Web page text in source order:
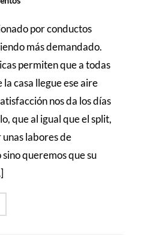
por conductos
más demandado.
permiten que a todas
la casa llegue ese aire
nos da los días
que al igual que el split,
labores de
queremos que su